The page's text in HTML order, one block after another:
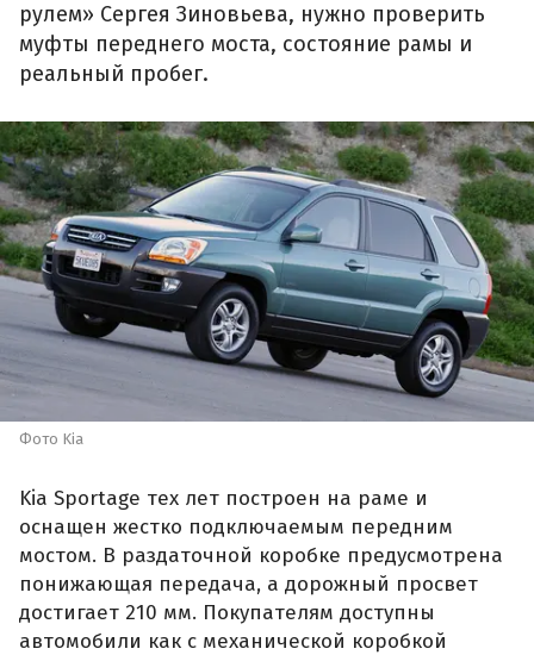
рулем» Сергея Зиновьева, нужно проверить
муфты переднего моста, состояние рамы и
реальный пробег.
Фото Kia
Kia Sportage тех лет построен на раме и
оснащен жестко подключаемым передним
мостом. В раздаточной коробке предусмотрена
понижающая передача, а дорожный просвет
достигает 210 мм. Покупателям доступны
автомобили как с механической коробкой